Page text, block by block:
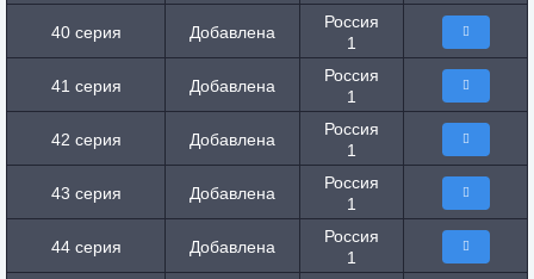
40 серия Добавлена
Россия
1
41 серия Добавлена
Россия
1
42 серия Добавлена
Россия
1
43 серия Добавлена
Россия
1
44 серия Добавлена
Россия
1